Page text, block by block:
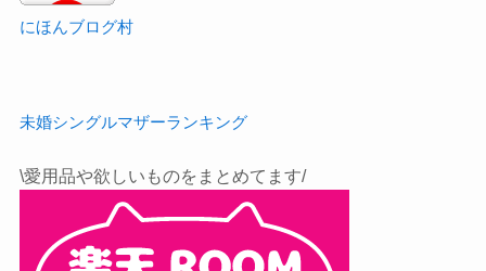
にほんブログ村
未婚シングルマザーランキング
\愛用品や欲しいものをまとめてます/